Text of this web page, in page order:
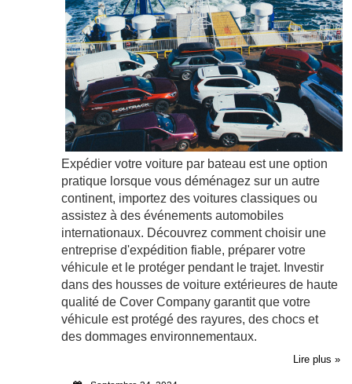
Expédier votre voiture par bateau est une option
pratique lorsque vous déménagez sur un autre
continent, importez des voitures classiques ou
assistez à des événements automobiles
internationaux. Découvrez comment choisir une
entreprise d'expédition fiable, préparer votre
véhicule et le protéger pendant le trajet. Investir
dans des housses de voiture extérieures de haute
qualité de Cover Company garantit que votre
véhicule est protégé des rayures, des chocs et
des dommages environnementaux.
Lire plus »